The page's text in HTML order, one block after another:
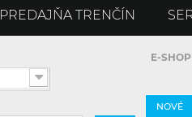
PREDAJŇA TRENČÍN
E-SHOP
NOVÉ